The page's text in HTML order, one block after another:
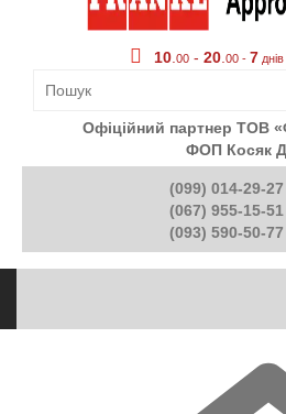
10 00 - 20 00 - 7
Офіційний партнер ТОВ
ФОП Косяк
(099) 014-29-27
(067) 955-15-51
(093) 590-50-77